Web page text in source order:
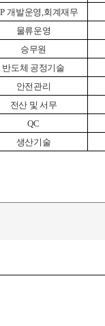
개발운영,회계재무
물류운영
승무원
반도체 공정기술
안전관리
전산 및 서무
QC
생산기술